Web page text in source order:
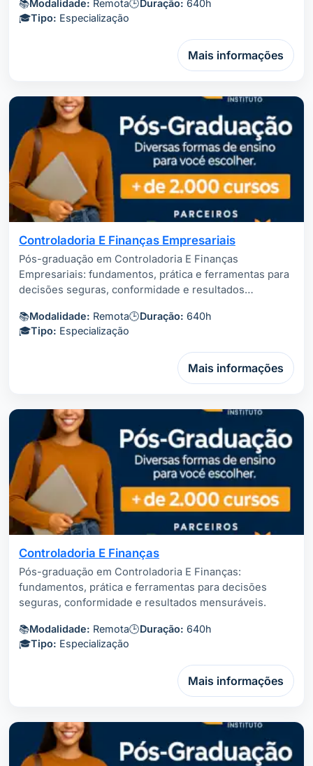
📚Modalidade: Remota🕒 Duração: 640h
🎓Tipo: Especialização
Mais informações
Controladoria E Finanças Empresariais
Pós-graduação em Controladoria E Finanças
Empresariais: fundamentos, prática e ferramentas para
decisões seguras, conformidade e resultados…
📚Modalidade: Remota🕒Duração: 640h
🎓Tipo: Especialização
Mais informações
Controladoria E Finanças
Pós-graduação em Controladoria E Finanças:
fundamentos, prática e ferramentas para decisões
seguras, conformidade e resultados mensuráveis.
📚Modalidade: Remota🕒Duração: 640h
🎓Tipo: Especialização
Mais informações